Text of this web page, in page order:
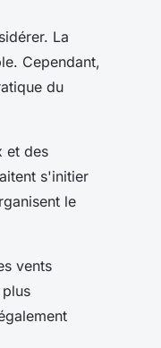
La
Cependant,
du
et des
s'initier
le
vents